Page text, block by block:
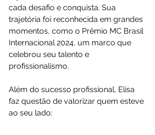
cada desafio e conquista. Sua
trajetória foi reconhecida em grandes
momentos, como o Prêmio MC Brasil
Internacional 2024, um marco que
celebrou seu talento e
profissionalismo.
Além do sucesso profissional, Elisa
faz questão de valorizar quem esteve
ao seu lado: